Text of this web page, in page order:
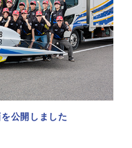
公開しました